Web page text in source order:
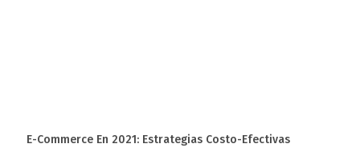
E-Commerce En 2021: Estrategias Costo-Efectivas